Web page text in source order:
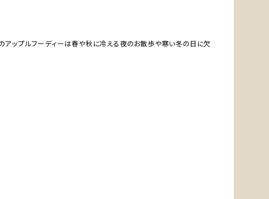
ップルフーディーは春や秋に冷える夜のお散歩や寒い冬の日に欠